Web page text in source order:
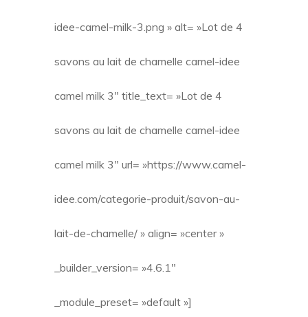
idee-camel-milk-3.png » alt= »Lot de 4
savons au lait de chamelle camel-idee
camel milk 3″ title_text= »Lot de 4
savons au lait de chamelle camel-idee
camel milk 3″ url= »https://www.camel-
idee.com/categorie-produit/savon-au-
lait-de-chamelle/ » align= »center »
_builder_version= »4.6.1″
_module_preset= »default »]